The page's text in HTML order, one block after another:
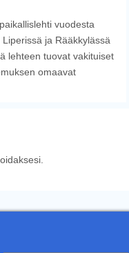
vuodesta
ja Rääkkylässä
lehteen tuovat vakituiset
omaavat